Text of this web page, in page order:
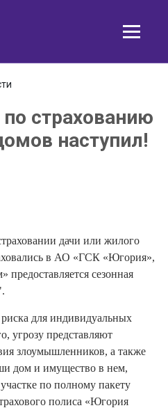
страхованию
наступил!
дачи или жилого
в АО «ГСК «Югория»,
сезонная
для индивидуальных
угрозу представляют
злоумышленников, а также
дом и имущество в нем,
по полному пакету
полиса «Югория